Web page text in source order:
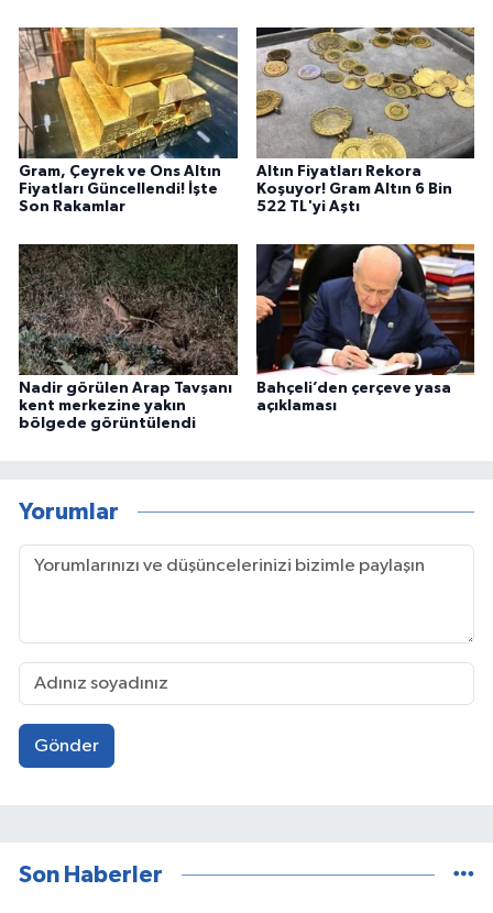
Gram, Çeyrek ve Ons Altın
Fiyatları Güncellendi! İşte
Son Rakamlar
Altın Fiyatları Rekora
Koşuyor! Gram Altın 6 Bin
522 TL'yi Aştı
Nadir görülen Arap Tavşanı
kent merkezine yakın
bölgede görüntülendi
Bahçeli’den çerçeve yasa
açıklaması
Yorumlar
Gönder
Son Haberler